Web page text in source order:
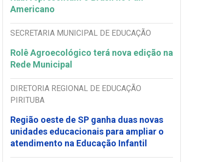
Americano
SECRETARIA MUNICIPAL DE EDUCAÇÃO
Rolê Agroecológico terá nova edição na
Rede Municipal
DIRETORIA REGIONAL DE EDUCAÇÃO
PIRITUBA
Região oeste de SP ganha duas novas
unidades educacionais para ampliar o
atendimento na Educação Infantil